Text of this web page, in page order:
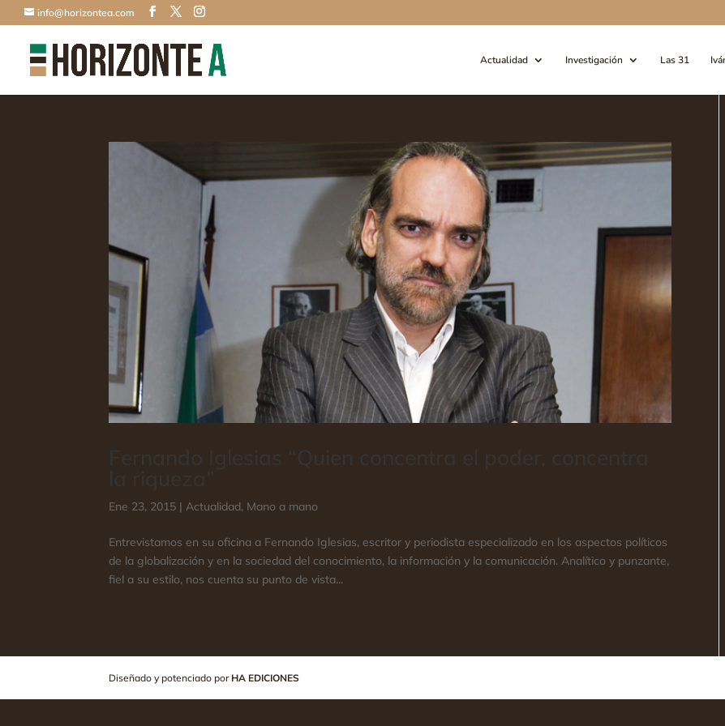
info@horizontea.com
Actualidad Investigación Las 31
Ene 23, 2015 |Actualidad, Mano a mano
Entrevistamos en su oficina a Fernando Iglesias, escritor y periodista especializado en los aspectos políticos
de la globalización y en la sociedad del conocimiento, la información y la comunicación. Analítico y punzante,
fiel a su estilo, nos cuenta su punto de vista...
Diseñado y potenciado por HA EDICIONES